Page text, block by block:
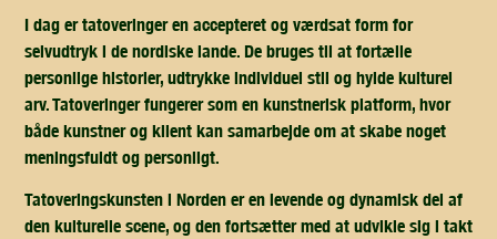
I dag er tatoveringer en accepteret og værdsat form for
selvudtryk i de nordiske lande. De bruges til at fortælle
personlige historier, udtrykke individuel stil og hylde kulturel
arv. Tatoveringer fungerer som en kunstnerisk platform, hvor
både kunstner og klient kan samarbejde om at skabe noget
meningsfuldt og personligt.
Tatoveringskunsten i Norden er en levende og dynamisk del af
den kulturelle scene, og den fortsætter med at udvikle sig i takt